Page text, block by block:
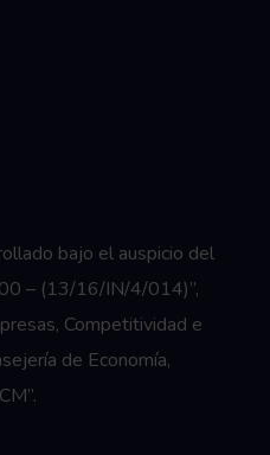
bajo el auspicio del
– (13/16/IN/4/014)”,
Competitividad e
de Economía,